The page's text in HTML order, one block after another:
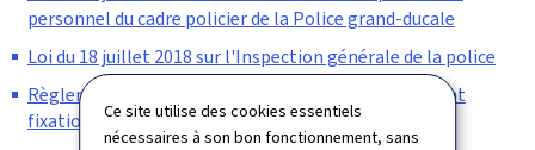
Ce site utilise des cookies essentiels
nécessaires à son bon fonctionnement, sans
personnel du cadre policier de la Police grand-ducale
Loi du 18 juillet 2018 sur l'Inspection générale de la police
Règlement grand-ducal du 29 novembre 2021 portant
fixation :